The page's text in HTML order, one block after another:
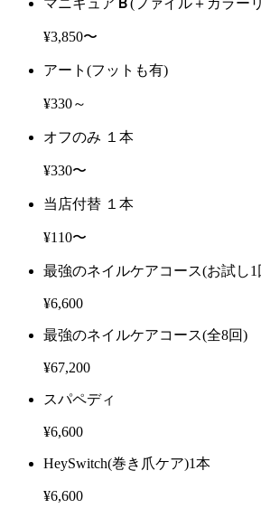
¥3,850〜
アート (フットも有)
¥330～
オフのみ １本
¥330〜
当店付替 １本
¥110〜
最強のネイルケアコース(お試し1
¥6,600
最強のネイルケアコース(全8回)
¥67,200
スパペディ
¥6,600
HeySwitch(巻き爪ケア)1本
¥6,600